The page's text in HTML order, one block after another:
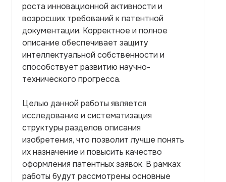
роста инновационной активности и
возросших требований к патентной
документации. Корректное и полное
описание обеспечивает защиту
интеллектуальной собственности и
способствует развитию научно-
технического прогресса.
Целью данной работы является
исследование и систематизация
структуры разделов описания
изобретения, что позволит лучше понять
их назначение и повысить качество
оформления патентных заявок. В рамках
работы будут рассмотрены основные